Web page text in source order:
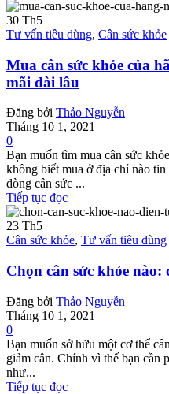
30 Th5
Tư vấn tiêu dùng, Cân sức khỏe
Mua cân sức khỏe của
mãi dài lâu
Đăng bởi Thảo Nguyễn
Tháng 10 1, 2021
0
Bạn muốn tìm mua cân sức
không biết mua ở địa chỉ nào
dòng cân sức ...
Tiếp tục đọc
23 Th5
Cân sức khỏe, Tư vấn tiêu dùng
Chọn cân sức khỏe nào:
Đăng bởi Thảo Nguyễn
Tháng 10 1, 2021
0
Bạn muốn sở hữu một cơ thể
giảm cân. Chính vì thế bạn cần
như...
Tiếp tục đọc